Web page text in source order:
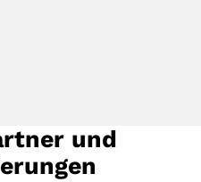
und